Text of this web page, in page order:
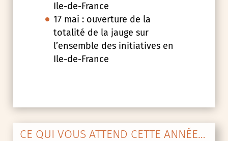
Ile-de-France
17 mai : ouverture de la
totalité de la jauge sur
l’ensemble des initiatives en
Ile-de-France
CE QUI VOUS ATTEND CETTE ANNÉE…